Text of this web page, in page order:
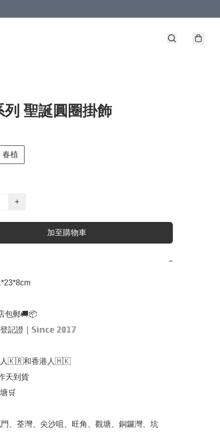
列 聖誕圓圈掛飾
春植
+
加至購物車
−
包郵🚚📦
記證｜𝕊𝕚𝕟𝕔𝕖 𝟚𝟘𝟙𝟟
人🇰🇷和香港人🇭🇰
天到貨
🛒
、荃灣、尖沙咀、旺角、觀塘、銅鑼灣、坑